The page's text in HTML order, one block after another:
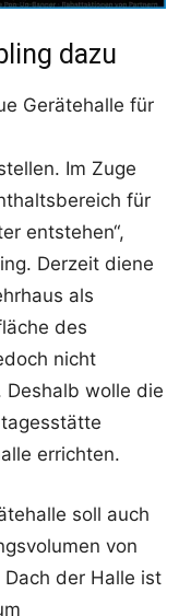
dazu
Gerätehalle für
Im Zuge
für
entstehen“,
Derzeit diene
als
des
nicht
wolle die
errichten.
soll auch
von
der Halle ist